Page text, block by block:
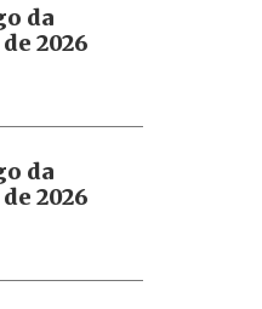
da
2026
da
2026